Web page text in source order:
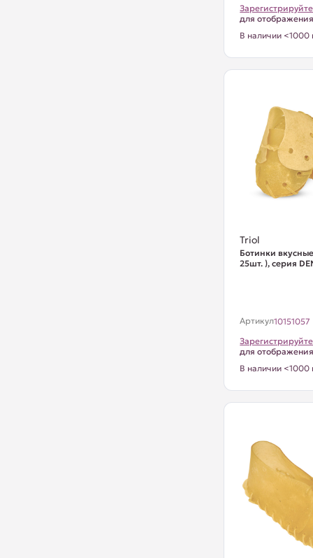
для
В наличии <1000
Triol
Ботинки
25шт. ), серия
Артикул10151057
для
В наличии <1000